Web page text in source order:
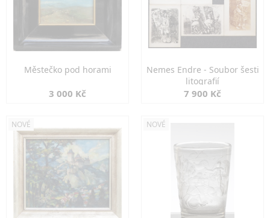
Městečko pod horami
3 000 Kč
Nemes Endre - Soubor šesti
litografií
7 900 Kč
NOVÉ NOVÉ